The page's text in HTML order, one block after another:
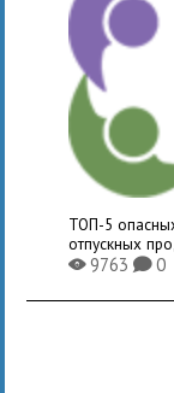
ТОП-5
отпускных
X9763K0